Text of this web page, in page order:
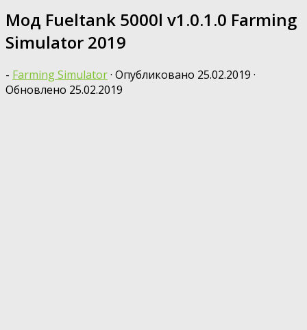
Мод Fueltank 5000l v1.0.1.0 Farming
Simulator 2019
- Farming Simulator· Опубликовано 25.02.2019 ·
Обновлено 25.02.2019